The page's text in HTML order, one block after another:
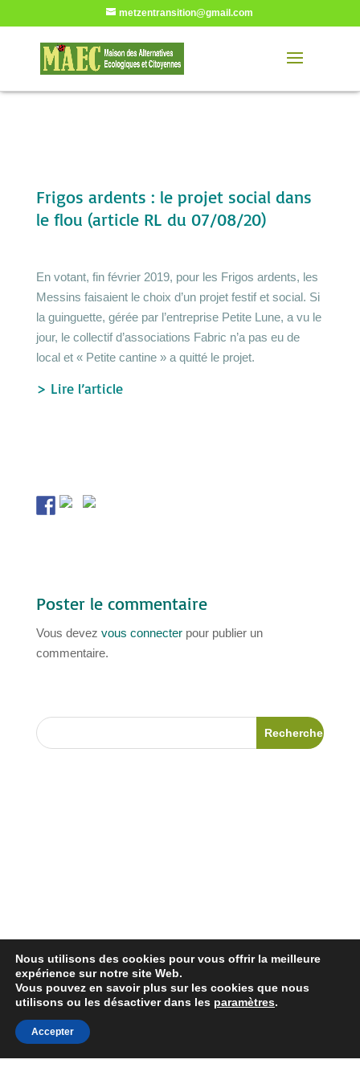
metzentransition@gmail.com
Frigos ardents : le projet social dans
le flou (article RL du 07/08/20)
En votant, fin février 2019, pour les Frigos ardents, les
Messins faisaient le choix d’un projet festif et social. Si
la guinguette, gérée par l’entreprise Petite Lune, a vu le
jour, le collectif d’associations Fabric n’a pas eu de
local et « Petite cantine » a quitté le projet.
> Lire l’article
Poster le commentaire
Vous devez vous connecterpour publier un
commentaire.
Nous utilisons des cookies pour vous offrir la meilleure
expérience sur notre site Web.
Vous pouvez en savoir plus sur les cookies que nous
utilisons ou les désactiver dans les paramètres.
Accepter